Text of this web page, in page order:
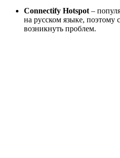
Connectify Hotspot –
на русском языке, поэтому
возникнуть проблем.